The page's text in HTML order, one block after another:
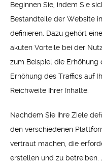
Beginnen Sie, indem Sie
Bestandteile der Website
definieren. Dazu gehört
akuten Vorteile bei der
zum Beispiel die Erhöhung
Erhöhung des Traffics auf
Reichweite Ihrer Inhalte.
Nachdem Sie Ihre Ziele
den verschiedenen
vertraut machen, die
erstellen und zu